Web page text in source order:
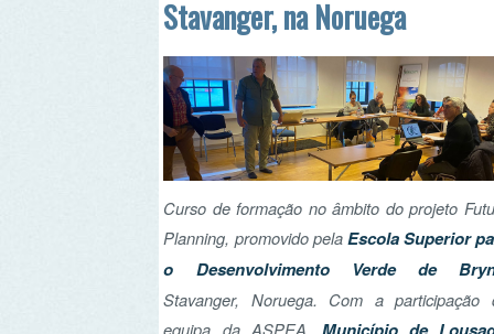
Curso de formação no âmbito do projeto Future
Planning, promovido pelaEscola Superior para
o Desenvolvimento Verde de Bryne,
Stavanger, Noruega. Com a participação de
equipa da ASPEA,Município de Lousada
Câmara Municipal de Benavente,Junta de
Freguesia de Olivaise Parque das Serras do
Porto.
Ler mais...